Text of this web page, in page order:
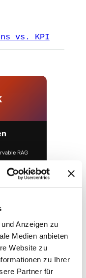
Anzeigen zu
Medien anbieten
Website zu
zu Ihrer
Partner für
vs. KPI
RAG